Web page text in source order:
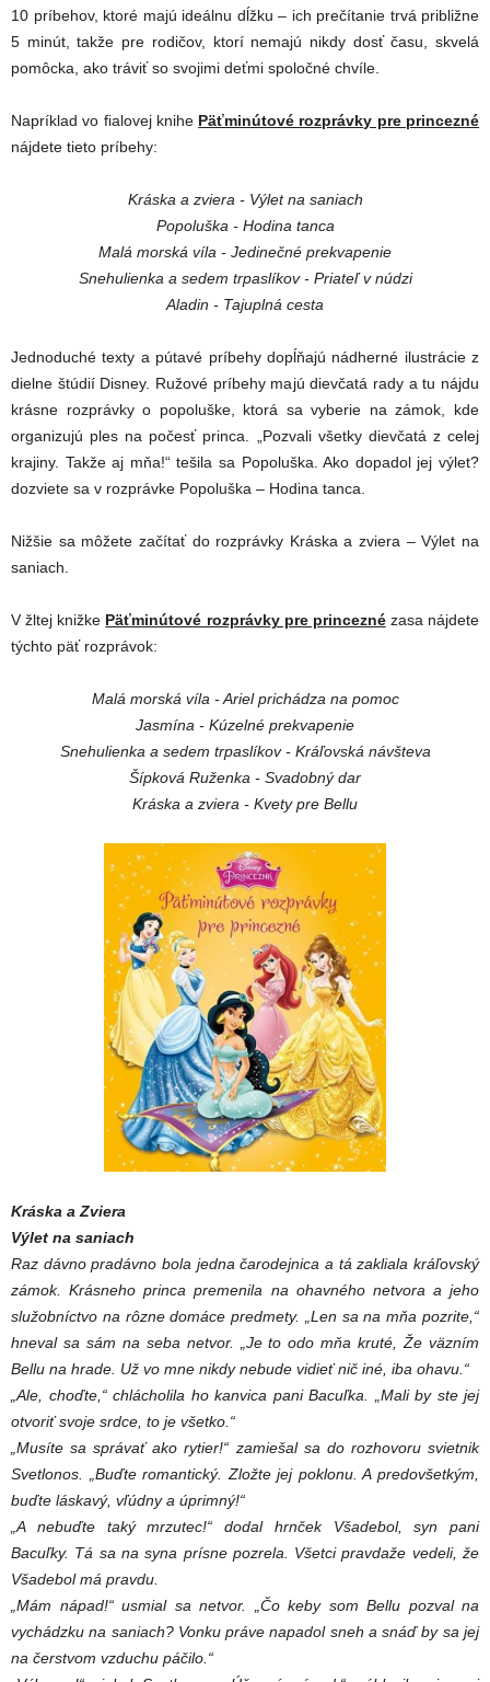
10 príbehov, ktoré majú ideálnu dĺžku – ich prečítanie trvá približne
5 minút, takže pre rodičov, ktorí nemajú nikdy dosť času, skvelá
pomôcka, ako tráviť so svojimi deťmi spoločné chvíle.
Napríklad vo fialovej knihe Päťminútové rozprávky pre princezné
nájdete tieto príbehy:
Kráska a zviera - Výlet na saniach
Popoluška - Hodina tanca
Malá morská víla - Jedinečné prekvapenie
Snehulienka a sedem trpaslíkov - Priateľ v núdzi
Aladin - Tajuplná cesta
Jednoduché texty a pútavé príbehy dopĺňajú nádherné ilustrácie z
dielne štúdií Disney. Ružové príbehy majú dievčatá rady a tu nájdu
krásne rozprávky o popoluške, ktorá sa vyberie na zámok, kde
organizujú ples na počesť princa. „Pozvali všetky dievčatá z celej
krajiny. Takže aj mňa!“ tešila sa Popoluška. Ako dopadol jej výlet?
dozviete sa v rozprávke Popoluška – Hodina tanca.
Nižšie sa môžete začítať do rozprávky Kráska a zviera – Výlet na
saniach.
V žltej knižke Päťminútové rozprávky pre princeznézasa nájdete
týchto päť rozprávok:
Malá morská víla - Ariel prichádza na pomoc
Jasmína - Kúzelné prekvapenie
Snehulienka a sedem trpaslíkov - Kráľovská návšteva
Šípková Ruženka - Svadobný dar
Kráska a zviera - Kvety pre Bellu
Kráska a Zviera
Výlet na saniach
Raz dávno pradávno bola jedna čarodejnica a tá zakliala kráľovský
zámok. Krásneho princa premenila na ohavného netvora a jeho
služobníctvo na rôzne domáce predmety. „Len sa na mňa pozrite,“
hneval sa sám na seba netvor. „Je to odo mňa kruté, Že väzním
Bellu na hrade. Už vo mne nikdy nebude vidieť nič iné, iba ohavu.“
„Ale, choďte,“ chlácholila ho kanvica pani Bacuľka. „Mali by ste jej
otvoriť svoje srdce, to je všetko.“
„Musíte sa správať ako rytier!“ zamiešal sa do rozhovoru svietnik
Svetlonos. „Buďte romantický. Zložte jej poklonu. A predovšetkým,
buďte láskavý, vľúdny a úprimný!“
„A nebuďte taký mrzutec!“ dodal hrnček Všadebol, syn pani
Bacuľky. Tá sa na syna prísne pozrela. Všetci pravdaže vedeli, že
Všadebol má pravdu.
„Mám nápad!“ usmial sa netvor. „Čo keby som Bellu pozval na
vychádzku na saniach? Vonku práve napadol sneh a snáď by sa jej
na čerstvom vzduchu páčilo.“